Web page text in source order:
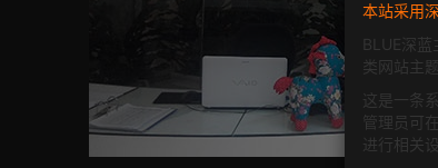
本站采用
BLUE深
类网站主
这是一条
管理员可在
进行相关